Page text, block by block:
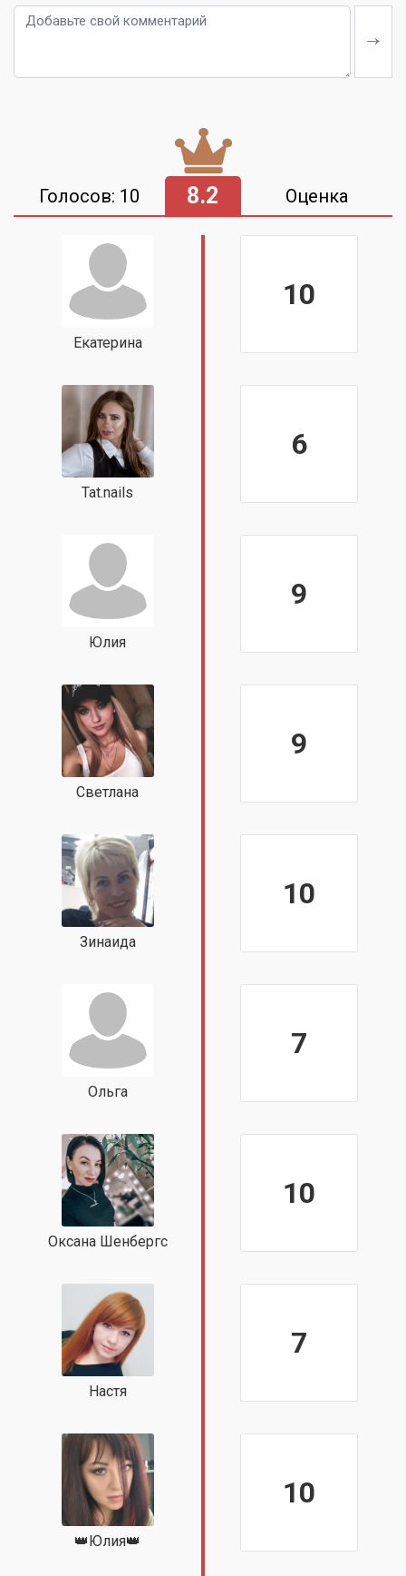
Голосов: 10 8.2 Оценка
Екатерина
10
Tat.nails
6
Юлия
9
Светлана
9
Зинаида
10
Ольга
7
Оксана Шенбергс
10
Настя
7
👑Юлия👑
10